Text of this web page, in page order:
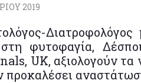
2019
στη φυτοφαγία,
UK, αξιολογούν τα
προκαλέσει